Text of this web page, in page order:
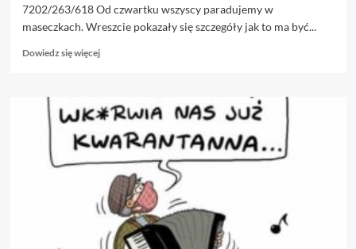
7202/263/618 Od czwartku wszyscy paradujemy w
maseczkach. Wreszcie pokazały się szczegóły jak to ma być...
Dowiedz się więcejDowiedz
14.04.
w